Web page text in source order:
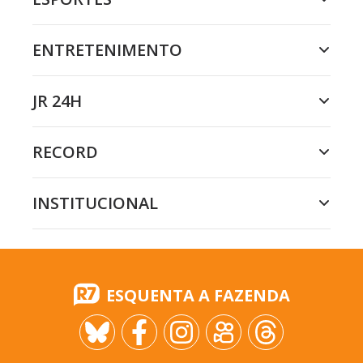
ENTRETENIMENTO
JR 24H
RECORD
INSTITUCIONAL
ESQUENTA A FAZENDA